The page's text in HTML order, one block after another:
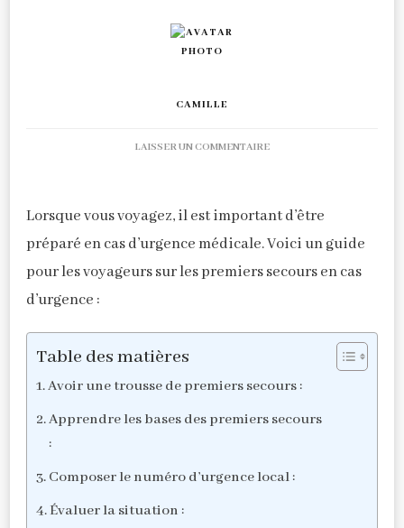
CAMILLE
LAISSER UN COMMENTAIRESUR
EN
VOYAGE:
SECOURS
Lorsque vous voyagez, il est important d’être
préparé en cas d’urgence médicale. Voici un guide
pour les voyageurs sur les premiers secours en cas
d’urgence :
Table des matières
Avoir une trousse de premiers secours :
Apprendre les bases des premiers secours
:
Composer le numéro d’urgence local :
Évaluer la situation :